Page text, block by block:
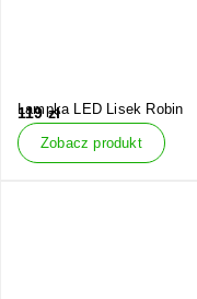
Lampka LED Lisek Robin
119 zł
Zobacz produkt